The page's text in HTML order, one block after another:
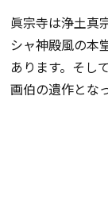
眞宗寺は浄土真
シャ神殿風の本
あります。そし
画伯の遺作とな